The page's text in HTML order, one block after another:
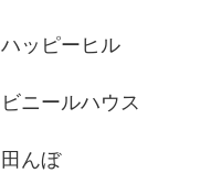
ハッピーヒル
ビニールハウス
田んぼ